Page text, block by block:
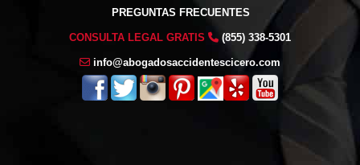
PREGUNTAS FRECUENTES
CONSULTA LEGAL GRATIS (855) 338-5301
info@abogadosaccidentescicero.com